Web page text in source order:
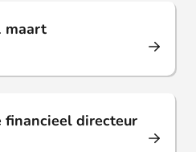
maart
financieel directeur